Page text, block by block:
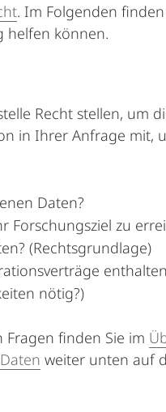
. Im Folgenden
helfen können.
Recht stellen, um
in Ihrer Anfrage mit,
Daten?
Forschungsziel zu
(Rechtsgrundlage)
nötig?)
finden Sie im
weiter unten auf